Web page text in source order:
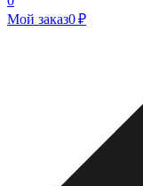
Мой заказ0 ₽